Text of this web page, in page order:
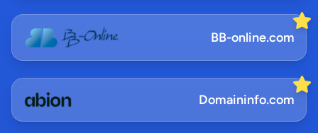
BB-online.com
Domaininfo.com